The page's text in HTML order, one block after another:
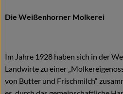
Die Weißenhorner Molkerei
Im Jahre 1928 haben sich in der
Landwirte zu einer
von Butter und Frischmilch“